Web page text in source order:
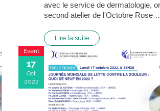
avec le service de dermatologie,
second atelier de l'Octobre Rose
Lire la suite
Event
17
Oct
2022